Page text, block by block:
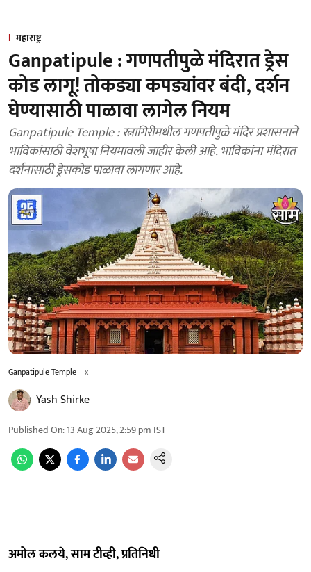
महाराष्ट्र
Ganpatipule : गणपतीपुळे मंदिरात ड्रेस
कोड लागू! तोकड्या कपड्यांवर बंदी, दर्शन
घेण्यासाठी पाळावा लागेल नियम
Ganpatipule Temple : रत्नागिरीमधील गणपतीपुळे मंदिर प्रशासनाने
भाविकांसाठी वेशभूषा नियमावली जाहीर केली आहे. भाविकांना मंदिरात
दर्शनासाठी ड्रेसकोड पाळावा लागणार आहे.
Ganpatipule Temple x
Yash Shirke
Published On:13 Aug 2025, 2:59 pm IST
अमोल कलये, साम टीव्ही, प्रतिनिधी